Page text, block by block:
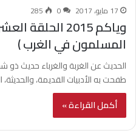
17 مايو، 2017 0
285
وياكم 2015
المسلمون في الغرب )
الحديث عن الغربة والغرباء حديث
طفحت به الأدبيات القديمة، والحديثة،
أكمل القراءة »